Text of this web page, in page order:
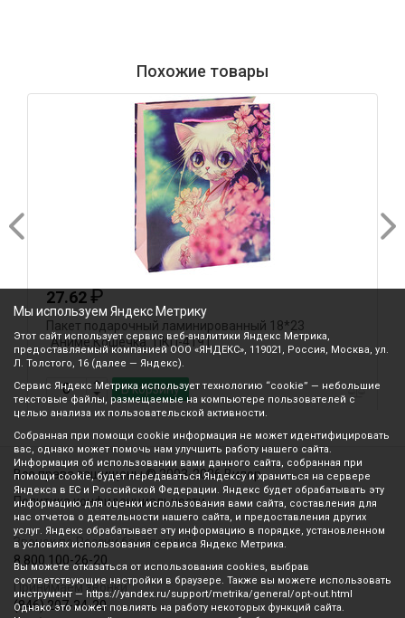
Похожие товары
₽
подарочный ламинированный 18*23
ПКП-4191
В корзину
₽
"Золотой
Все права защищены © 2003-2026 Вилор
Политика конфиденциальности
Звонок по России бесплатный
8 800 100-26-20
Принимаем звонки
(846) 207-34-20
Мы используем Яндекс Метрику
Этот сайт использует сервис веб-аналитики Яндекс Метрика,
предоставляемый компанией ООО «ЯНДЕКС», 119021, Россия, Москва, ул.
Л. Толстого, 16 (далее — Яндекс).
Сервис Яндекс Метрика использует технологию “cookie” — небольшие
текстовые файлы, размещаемые на компьютере пользователей с
целью анализа их пользовательской активности.
Собранная при помощи cookie информация не может идентифицировать
вас, однако может помочь нам улучшить работу нашего сайта.
Информация об использовании вами данного сайта, собранная при
помощи cookie, будет передаваться Яндексу и храниться на сервере
Яндекса в ЕС и Российской Федерации. Яндекс будет обрабатывать эту
информацию для оценки использования вами сайта, составления для
нас отчетов о деятельности нашего сайта, и предоставления других
услуг. Яндекс обрабатывает эту информацию в порядке, установленном
в условиях использования сервиса Яндекс Метрика.
Вы можете отказаться от использования cookies, выбрав
соответствующие настройки в браузере. Также вы можете использовать
инструмент — https://yandex.ru/support/metrika/general/opt-out.html
Однако это может повлиять на работу некоторых функций сайта.